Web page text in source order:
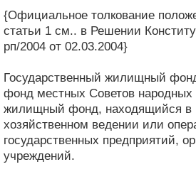
{Официальное толкование
статьи 1 см.. в Решении
рп/2004 от 02.03.2004}
Государственный жилищный
фонд местных Советов народных
жилищный фонд, находящийся в
хозяйственном ведении или
государственных предприятий,
учреждений.